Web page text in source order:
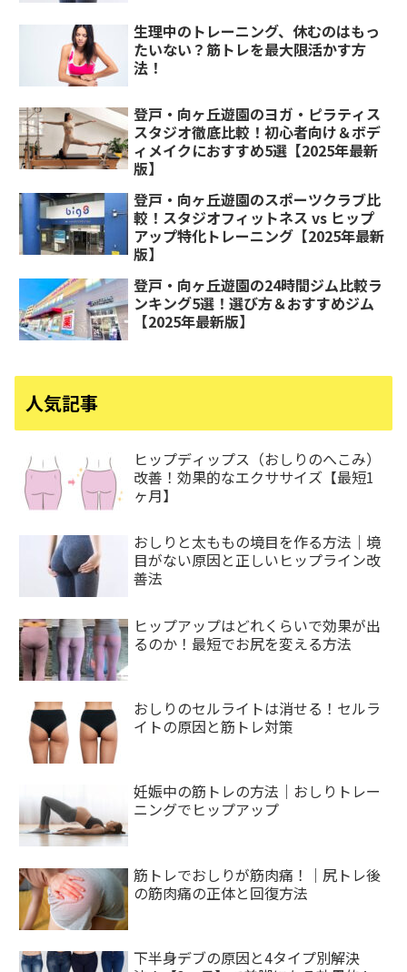
生理中のトレーニング、休むのはもっ
たいない？筋トレを最大限活かす方
法！
登戸・向ヶ丘遊園のヨガ・ピラティス
スタジオ徹底比較！初心者向け＆ボデ
ィメイクにおすすめ5選【2025年最新
版】
登戸・向ヶ丘遊園のスポーツクラブ比
較！スタジオフィットネス vs ヒップ
アップ特化トレーニング【2025年最新
版】
登戸・向ヶ丘遊園の24時間ジム比較ラ
ンキング5選！選び方＆おすすめジム
【2025年最新版】
人気記事
ヒップディップス（おしりのへこみ）
改善！効果的なエクササイズ【最短1
ヶ月】
おしりと太ももの境目を作る方法｜境
目がない原因と正しいヒップライン改
善法
ヒップアップはどれくらいで効果が出
るのか！最短でお尻を変える方法
おしりのセルライトは消せる！セルラ
イトの原因と筋トレ対策
妊娠中の筋トレの方法｜おしりトレー
ニングでヒップアップ
筋トレでおしりが筋肉痛！｜尻トレ後
の筋肉痛の正体と回復方法
下半身デブの原因と4タイプ別解決